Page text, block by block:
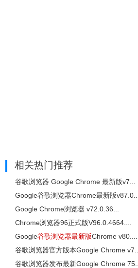
相关热门推荐
谷歌浏览器 Google Chrome 最新版v7...
Google谷歌浏览器Chrome最新版v87.0...
Google Chrome浏览器 v72.0.36...
Chrome浏览器96正式版V96.0.4664....
Google谷歌浏览器最新版Chrome v80....
谷歌浏览器官方版本Google Chrome v7...
谷歌浏览器发布最新Google Chrome 75...